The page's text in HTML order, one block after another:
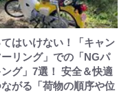
はいけない！「キャン
リング」での「NGパ
ング」7選！ 安全＆快適
がる「荷物の順序や位